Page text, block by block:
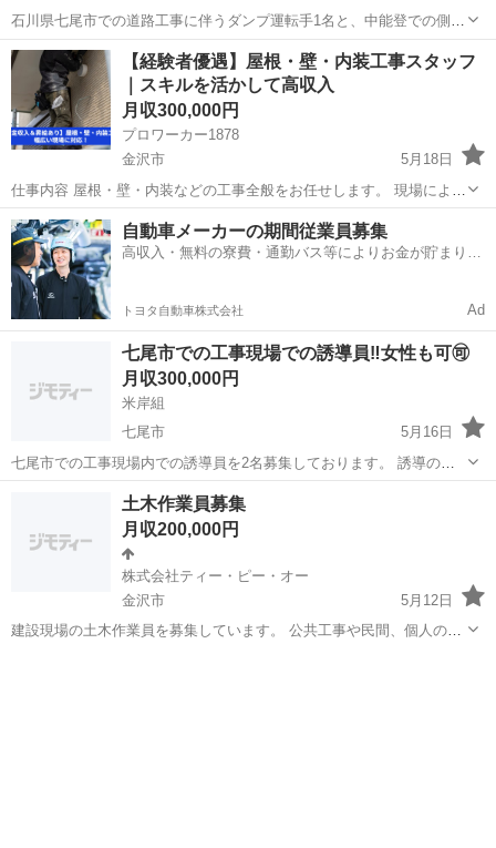
石川県七尾市での道路工事に伴うダンプ運転手1名と、中能登での側溝
撤去及び配管作業でのダンプ運転手1名を募集しております。 日当
17000 •中型免許がある方 •ヤル気がある方 是非是非ご連絡下さい😌
宿舎も完備してお...
石川 七尾市 その他 運転手
【経験者優遇】屋根・壁・内装工事スタッフ
｜スキルを活かして高収入
月収300,000円
プロワーカー1878
金沢市
5月18日
仕事内容 屋根・壁・内装などの工事全般をお任せします。 現場によ
り、東京都内や石川県を中心に、関東地域および県外での作業もあり
ます。 お客様第一をモットーに、丁寧で高品質な施工を提供していた
だきます。 待遇・福利...
石川 金沢市 その他
自動車メーカーの期間従業員募集
高収入・無料の寮費・通勤バス等によりお金が貯まりや
トヨタ自動車株式会社 Ad
七尾市での工事現場での誘導員‼️女性も可🉑
月収300,000円
米岸組
七尾市
5月16日
七尾市での工事現場内での誘導員を2名募集しております。 誘導のみ
のお仕事なので建設業初めてでも安心です😌 70歳以下の方であれば誰
その他 建設業
土木作業員募集
月収200,000円
株式会社ティー・ピー・オー
金沢市
5月12日
建設現場の土木作業員を募集しています。 公共工事や民間、個人の案